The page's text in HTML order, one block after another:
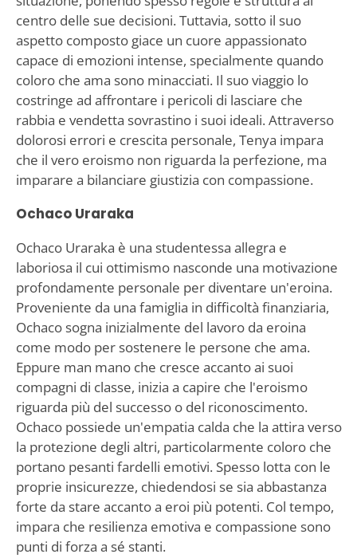
centro delle sue decisioni. Tuttavia, sotto il suo
aspetto composto giace un cuore appassionato
capace di emozioni intense, specialmente quando
coloro che ama sono minacciati. Il suo viaggio lo
costringe ad affrontare i pericoli di lasciare che
rabbia e vendetta sovrastino i suoi ideali. Attraverso
dolorosi errori e crescita personale, Tenya impara
che il vero eroismo non riguarda la perfezione, ma
imparare a bilanciare giustizia con compassione.
Ochaco Uraraka
Ochaco Uraraka è una studentessa allegra e
laboriosa il cui ottimismo nasconde una motivazione
profondamente personale per diventare un'eroina.
Proveniente da una famiglia in difficoltà finanziaria,
Ochaco sogna inizialmente del lavoro da eroina
come modo per sostenere le persone che ama.
Eppure man mano che cresce accanto ai suoi
compagni di classe, inizia a capire che l'eroismo
riguarda più del successo o del riconoscimento.
Ochaco possiede un'empatia calda che la attira verso
la protezione degli altri, particolarmente coloro che
portano pesanti fardelli emotivi. Spesso lotta con le
proprie insicurezze, chiedendosi se sia abbastanza
forte da stare accanto a eroi più potenti. Col tempo,
impara che resilienza emotiva e compassione sono
punti di forza a sé stanti.